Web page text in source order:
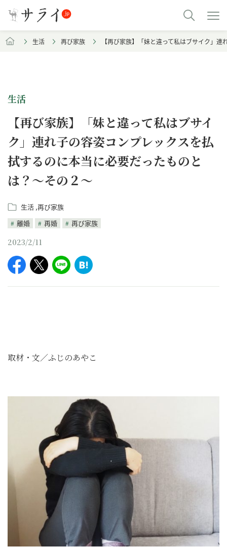
生活 再び家族 【再び家族】「妹と違って私はブサイク」
生活
【再び家族】「妹と違って私はブサイ
ク」連れ子の容姿コンプレックスを払
拭するのに本当に必要だったものと
は？～その２～
生活 再び家族
離婚
再婚 再び家族
2023/2/11
取材・文／ふじのあやこ